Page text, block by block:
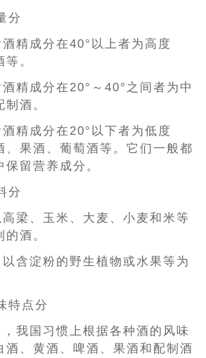
分
精成分在40°以上者为高度
。
精成分在20°～40°之间者为中
酒。
精成分在20°以下者为低度
、果酒、葡萄酒等。它们一般都
留营养成分。
分
梁、玉米、大麦、小麦和米等
酒。
含淀粉的野生植物或水果等为
特点分
我国习惯上根据各种酒的风味
酒、黄酒、啤酒、果酒和配制酒